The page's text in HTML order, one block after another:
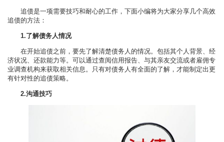
追债是一项需要技巧和耐心的工作，下面小编将为大家分享几个高效
追债的方法：
1.了解债务人情况
在开始追债之前，要先了解清楚债务人的情况。包括其个人背景、经
济状况、还款能力等。可以通过查阅信用报告、与其亲友交流或者雇佣专
业调查机构来获取相关信息。只有对债务人有全面的了解，才能制定出更
有针对性的追债策略。
2.沟通技巧